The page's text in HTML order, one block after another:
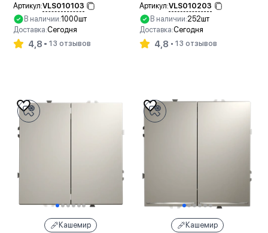
Артикул:VLS010103
В наличии:1000шт
Доставка:Сегодня
4,8 13 отзывов
Артикул:VLS010203
В наличии:252шт
Доставка:Сегодня
4,8 13 отзывов
Кашемир
Кашемир